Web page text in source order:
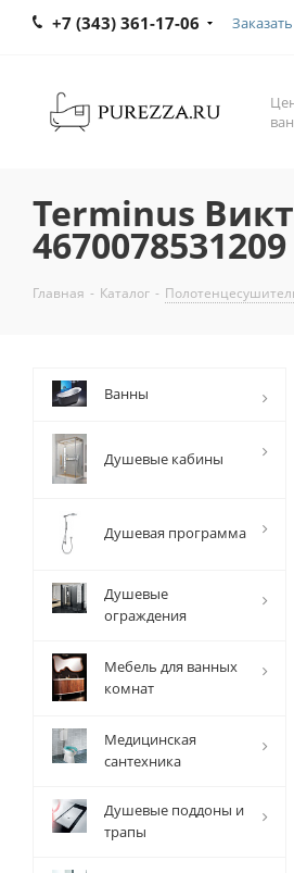
+7 (343) 361-17-06
Terminus
Главная - Каталог -
Ванны
Душевые кабины
Душевая программа
Душевые
ограждения
Мебель для ванных
комнат
Медицинская
сантехника
Душевые поддоны и
трапы